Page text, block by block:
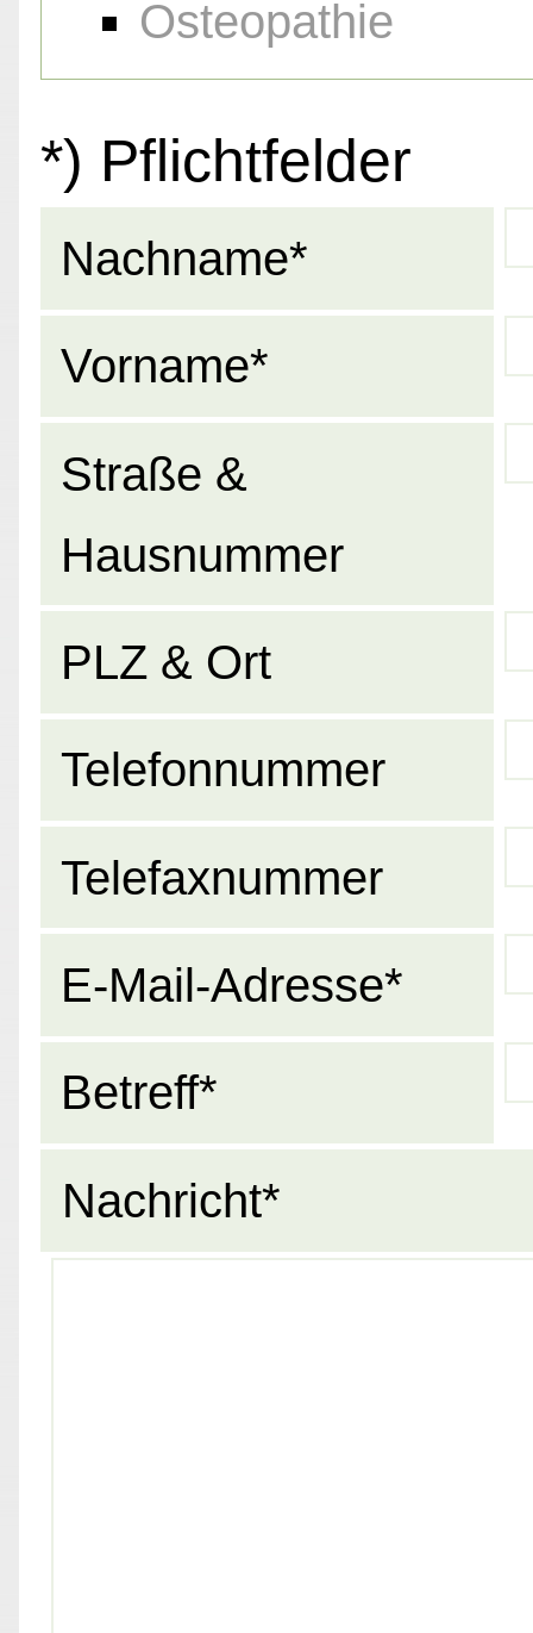
Osteopathie
*) Pflichtfelder
Nachname*
Vorname*
Straße &
Hausnummer
PLZ & Ort
Telefonnummer
Telefaxnummer
E-Mail-Adresse*
Betreff*
Nachricht*